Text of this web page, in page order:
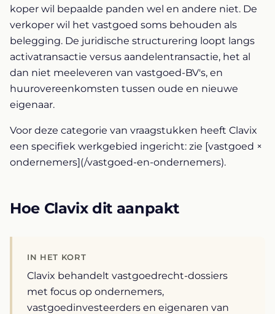
koper wil bepaalde panden wel en andere niet. De
verkoper wil het vastgoed soms behouden als
belegging. De juridische structurering loopt langs
activatransactie versus aandelentransactie, het al
dan niet meeleveren van vastgoed-BV's, en
huurovereenkomsten tussen oude en nieuwe
eigenaar.
Voor deze categorie van vraagstukken heeft Clavix
een specifiek werkgebied ingericht: zie [vastgoed ×
ondernemers](/vastgoed-en-ondernemers).
Hoe Clavix dit aanpakt
IN HET KORT
Clavix behandelt vastgoedrecht-dossiers
met focus op ondernemers,
vastgoedinvesteerders en eigenaren van